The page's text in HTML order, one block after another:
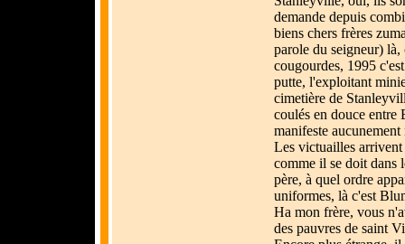
demande depuis
biens chers frères
parole du seigneur)
cougourdes, 1995
putte, l'exploitant
cimetière de
coulés en douce entre
manifeste aucunement
Les victuailles arrivent
comme il se doit dans
père, à quel ordre
uniformes, là c'est
Ha mon frère, vous
des pauvres de saint